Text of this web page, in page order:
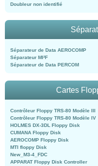
Doubleur non identifié
Séparateur de Data AEROCOMP
Séparateur MI²F
Séparateur de Data PERCOM
Cartes
Contrôleur Floppy TRS-80 Modèle III
Contrôleur Floppy TRS-80 Modèle IV
HOLMES DX-3DL Floppy Disk
CUMANA Floppy Disk
AEROCOMP Floppy Disk
MTI floppy Disk
New_M3-4_FDC
APPARAT Floppy Disk Controller